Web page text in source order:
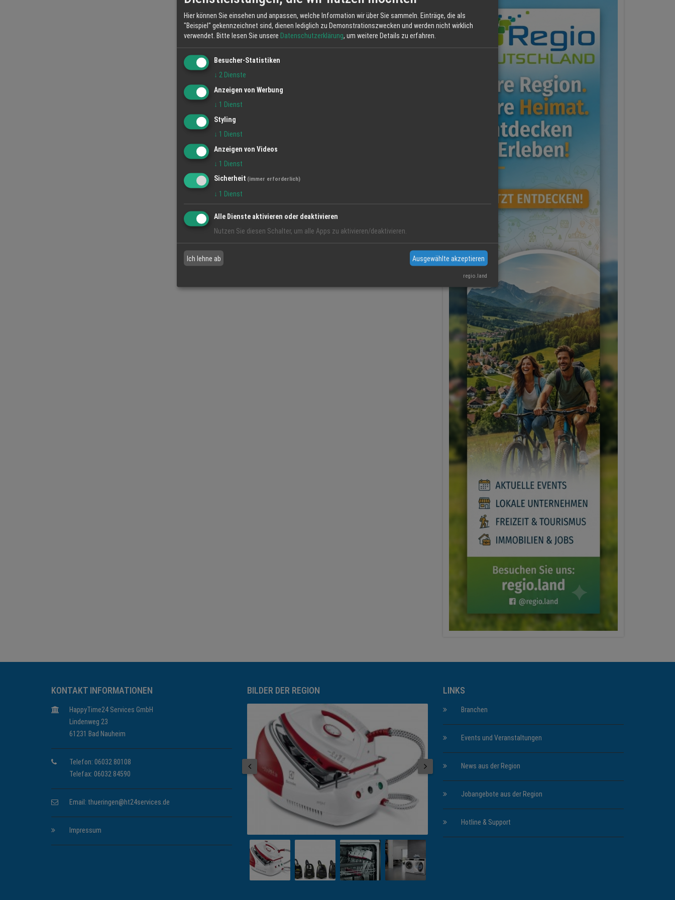
KONTAKT INFORMATIONEN
HappyTime24 Services GmbH
Lindenweg 23
61231 Bad Nauheim
Telefon: 06032 80108
Telefax: 06032 84590
Email: thueringen@ht24services.de
Impressum
BILDER DER REGION LINKS
Branchen
Events und Veranstaltungen
News aus der Region
Jobangebote aus der Region
Hotline & Support
Hier können Sie einsehen und anpassen, welche Information wir über Sie sammeln. Einträge, die als
"Beispiel" gekennzeichnet sind, dienen lediglich zu Demonstrationszwecken und werden nicht wirklich
verwendet. Bitte lesen Sie unsere Datenschutzerklärung, um weitere Details zu erfahren.
Besucher-Statistiken
↓ 2 Dienste
Anzeigen von Werbung
↓ 1 Dienst
Styling
↓ 1 Dienst
Anzeigen von Videos
↓ 1 Dienst
Sicherheit (immer erforderlich)
↓ 1 Dienst
Alle Dienste aktivieren oder deaktivieren
Nutzen Sie diesen Schalter, um alle Apps zu aktivieren/deaktivieren.
Ich lehne ab Ausgewählte akzeptieren
regio.land